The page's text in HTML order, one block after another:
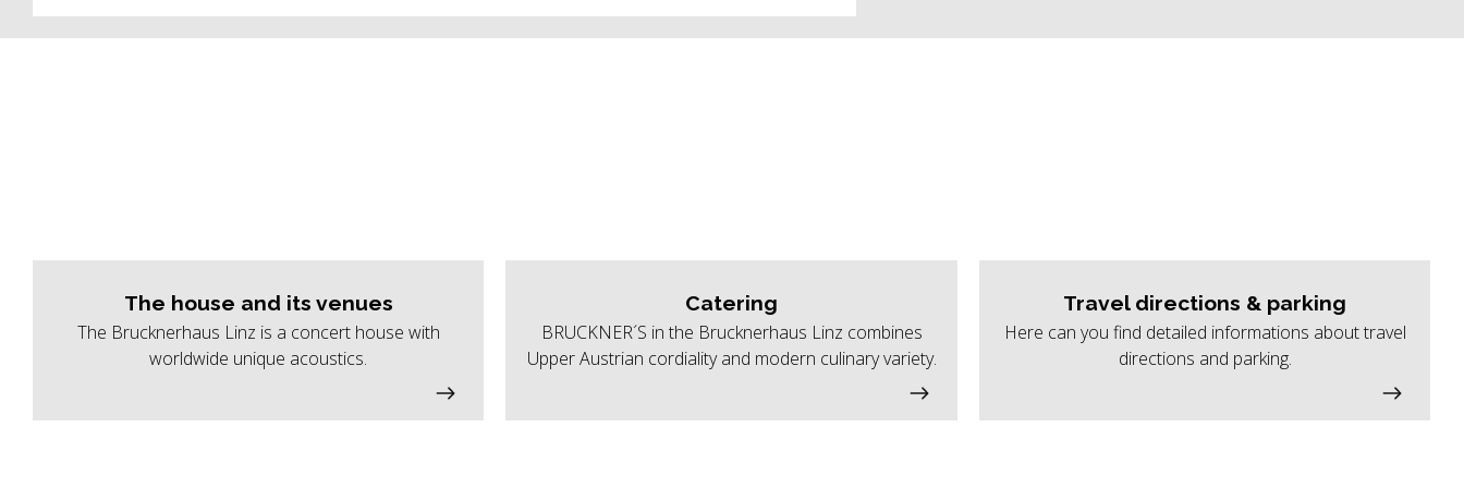
The house and its venues
The Brucknerhaus Linz is a concert house with
worldwide unique acoustics.
Catering
BRUCKNER´S in the Brucknerhaus Linz combines
Upper Austrian cordiality and modern culinary variety.
Travel directions & parking
Here can you find detailed informations about travel
directions and parking.